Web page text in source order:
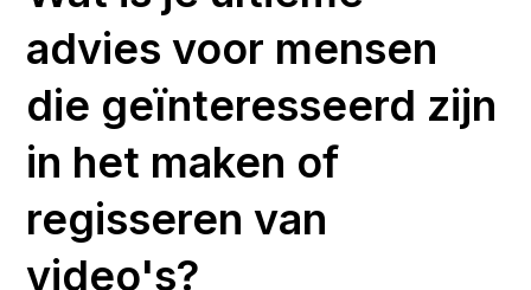
advies voor mensen
die geïnteresseerd zijn
in het maken of
regisseren van
video's?